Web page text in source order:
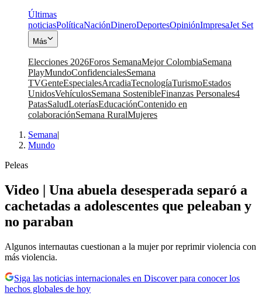
Últimas
noticiasPolíticaNaciónDineroDeportesOpiniónImpresaJet Set
Más
Elecciones 2026Foros SemanaMejor ColombiaSemana
PlayMundoConfidencialesSemana
TVGenteEspecialesArcadiaTecnologíaTurismoEstados
UnidosVehículosSemana SostenibleFinanzas Personales4
PatasSaludLoteríasEducaciónContenido en
colaboraciónSemana RuralMujeres
Semana|
Mundo
Peleas
Video | Una abuela desesperada separó a
cachetadas a adolescentes que peleaban y
no paraban
Algunos internautas cuestionan a la mujer por reprimir violencia con
más violencia.
Siga las noticias internacionales en Discover para conocer los
hechos globales de hoy